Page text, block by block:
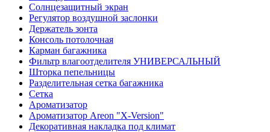
Солнцезащитный экран
Регулятор воздушной заслонки
Держатель зонта
Консоль потолочная
Карман багажника
Фильтр влагоотделителя УНИВЕРСАЛЬНЫЙ
Шторка пепельницы
Разделительная сетка багажника
Сетка
Ароматизатор
Ароматизатор Areon "X-Version"
Декоративная накладка под климат